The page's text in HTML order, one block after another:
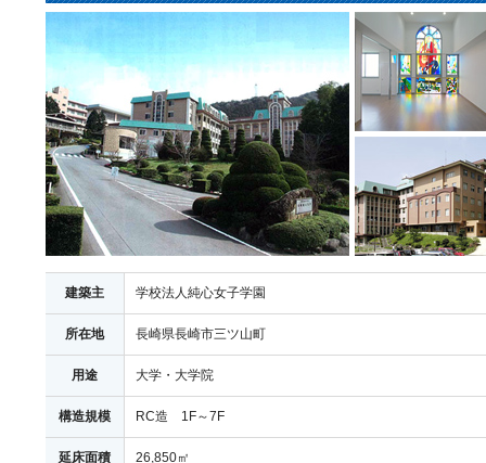
建築主 学校法人純心女子学園
所在地 長崎県長崎市三ツ山町
用途 大学・大学院
構造規模 RC造 1F～7F
延床面積 26,850㎡